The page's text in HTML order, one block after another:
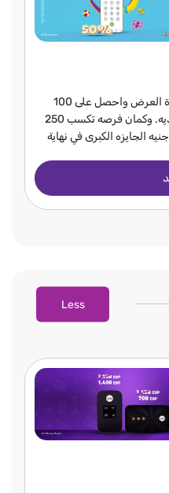
اشحن ب 10 جنيه أو أكثر خلال فترة العرض واحصل على 100
ضعف قيمة الشحن ميجابايتس هديه. وكمان فرصه تكسب 250
أو 2 مليون جنيه الجايزه الكبرى في نهاية
Less